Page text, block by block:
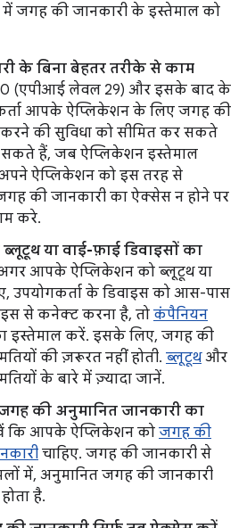
जगह की जानकारी के इस्तेमाल को
के बिना बेहतर तरीके से काम
(एपीआई लेवल 29) और इसके बाद के
आपके ऐप्लिकेशन के लिए जगह की
की सुविधा को सीमित कर सकते
हैं, जब ऐप्लिकेशन इस्तेमाल
अपने ऐप्लिकेशन को इस तरह से
की जानकारी का ऐक्सेस न होने पर
करे.
या वाई-फ़ाई डिवाइसों का
आपके ऐप्लिकेशन को ब्लूटूथ या
उपयोगकर्ता के डिवाइस को आस-पास
से कनेक्ट करना है, तो कंपैनियन
इस्तेमाल करें. इसके लिए, जगह की
की ज़रूरत नहीं होती. ब्लूटूथऔर
के बारे में ज़्यादा जानें.
की अनुमानित जानकारी का
कि आपके ऐप्लिकेशन को जगह की
चाहिए. जगह की जानकारी से
में, अनुमानित जगह की जानकारी
है.